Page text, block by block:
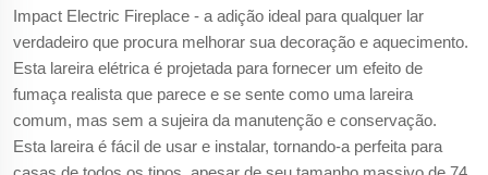
Impact Electric Fireplace - a adição ideal para qualquer lar
verdadeiro que procura melhorar sua decoração e aquecimento.
Esta lareira elétrica é projetada para fornecer um efeito de
fumaça realista que parece e se sente como uma lareira
comum, mas sem a sujeira da manutenção e conservação.
Esta lareira é fácil de usar e instalar, tornando-a perfeita para